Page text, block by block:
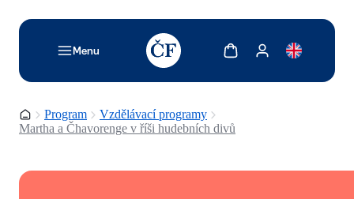
Menu
TODO: Add description for reader
Zobrazit košíkZobrazit můj účet
Domovská stránka
Program
Vzdělávací programy
Martha a Čhavorenge v říši hudebních divů